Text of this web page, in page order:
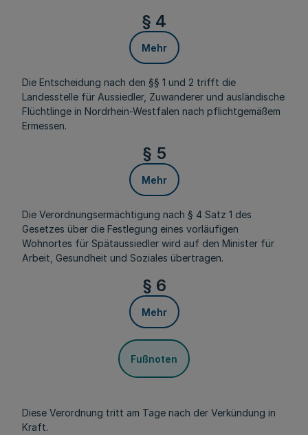
§ 4
Mehr
Die Entscheidung nach den §§ 1 und 2 trifft die
Landesstelle für Aussiedler, Zuwanderer und ausländische
Flüchtlinge in Nordrhein-Westfalen nach pflichtgemäßem
Ermessen.
§ 5
Mehr
Die Verordnungsermächtigung nach § 4 Satz 1 des
Gesetzes über die Festlegung eines vorläufigen
Wohnortes für Spätaussiedler wird auf den Minister für
Arbeit, Gesundheit und Soziales übertragen.
§ 6
Mehr
Fußnoten
Diese Verordnung tritt am Tage nach der Verkündung in
Kraft.